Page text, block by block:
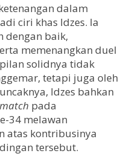
dalam
ciri khas Idzes. Ia
dengan baik,
memenangkan duel
solidnya tidak
tetapi juga oleh
Idzes bahkan
pada
34 melawan
atas kontribusinya
tersebut.